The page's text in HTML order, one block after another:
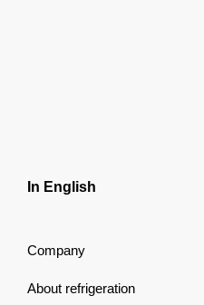
In English
Company
About refrigeration